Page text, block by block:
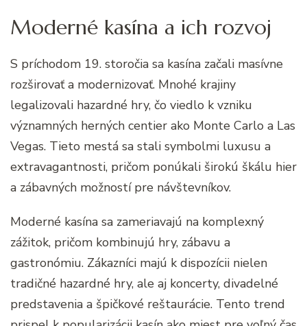
Moderné kasína a ich rozvoj
S príchodom 19. storočia sa kasína začali masívne
rozširovať a modernizovať. Mnohé krajiny
legalizovali hazardné hry, čo viedlo k vzniku
významných herných centier ako Monte Carlo a Las
Vegas. Tieto mestá sa stali symbolmi luxusu a
extravagantnosti, pričom ponúkali širokú škálu hier
a zábavných možností pre návštevníkov.
Moderné kasína sa zameriavajú na komplexný
zážitok, pričom kombinujú hry, zábavu a
gastronómiu. Zákazníci majú k dispozícii nielen
tradičné hazardné hry, ale aj koncerty, divadelné
predstavenia a špičkové reštaurácie. Tento trend